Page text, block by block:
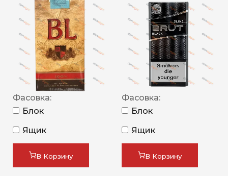
Фасовка:
Блок
Ящик
В Корзину
Фасовка:
Блок
Ящик
В Корзину